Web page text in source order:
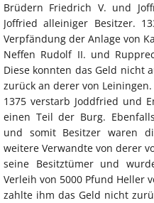
Brüdern Friedrich V. und
Joffried alleiniger Besitzer.
Verpfändung der Anlage von
Neffen Rudolf II. und
Diese konnten das Geld nicht
zurück an derer von Leiningen.
1375 verstarb Joddfried und
einen Teil der Burg.
und somit Besitzer waren
weitere Verwandte von derer
seine Besitztümer und
Verleih von 5000 Pfund Heller
zahlte ihm das Geld nicht